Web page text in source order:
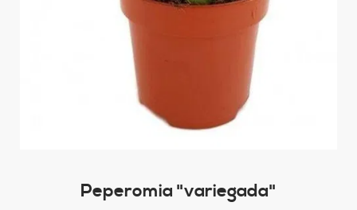
Peperomia "variegada"